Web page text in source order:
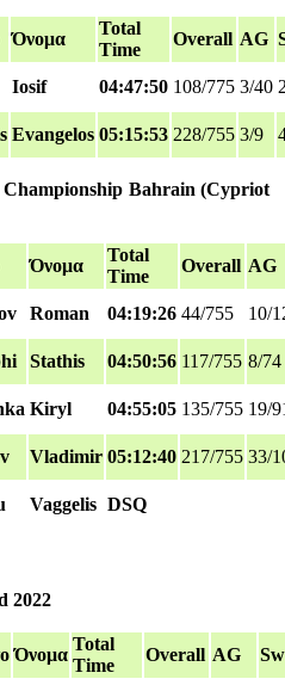
Όνομα
Total
Time
Overall AG
Iosif 04:47:50 108/775 3/40
Evangelos 05:15:53 228/755 3/9
Bahrain (Cypriot
Όνομα
Total
Time
Overall AG
Roman 04:19:26 44/755 10/
Stathis 04:50:56 117/755 8/74
Kiryl 04:55:05 135/755 19/
Vladimir 05:12:40 217/755 33/
Vaggelis DSQ
2022
Όνομα
Total
Time
Overall AG